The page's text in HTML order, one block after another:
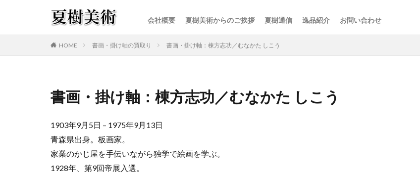
会社概要 夏樹美術からのご挨拶 夏樹通信 逸品紹介 お問い合わせ
HOME 書画・掛け軸の買取り 書画・掛け軸：棟方志功／むなかた しこう
書画・掛け軸：棟方志功／むなかた しこう
1903年9月5日 – 1975年9月13日
青森県出身。板画家。
家業のかじ屋を手伝いながら独学で絵画を学ぶ。
1928年、第9回帝展入選。
検索